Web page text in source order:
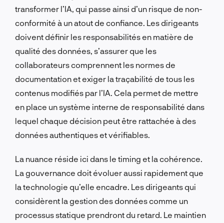
transformer l’IA, qui passe ainsi d’un risque de non-
conformité à un atout de confiance. Les dirigeants
doivent définir les responsabilités en matière de
qualité des données, s’assurer que les
collaborateurs comprennent les normes de
documentation et exiger la traçabilité de tous les
contenus modifiés par l’IA. Cela permet de mettre
en place un système interne de responsabilité dans
lequel chaque décision peut être rattachée à des
données authentiques et vérifiables.
La nuance réside ici dans le timing et la cohérence.
La gouvernance doit évoluer aussi rapidement que
la technologie qu’elle encadre. Les dirigeants qui
considèrent la gestion des données comme un
processus statique prendront du retard. Le maintien